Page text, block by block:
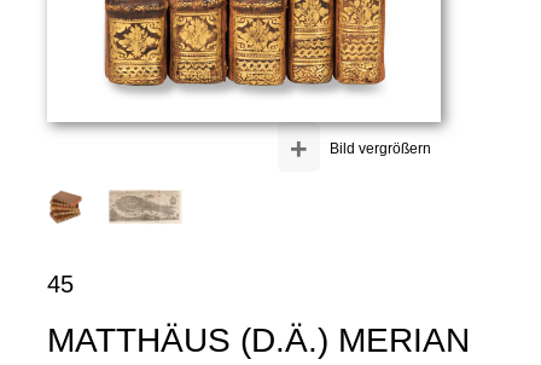
Bild vergrößern
+
45
MATTHÄUS (D.Ä.) MERIAN